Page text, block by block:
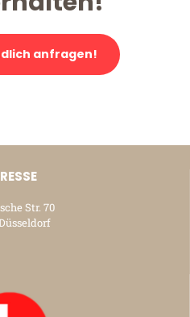
anfragen!
Str. 70